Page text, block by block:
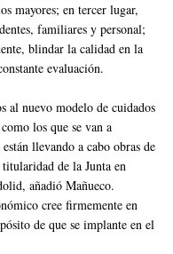
mayores; en tercer lugar,
familiares y personal;
blindar la calidad en la
evaluación.
al nuevo modelo de cuidados
los que se van a
llevando a cabo obras de
de la Junta en
añadió Mañueco.
cree firmemente en
de que se implante en el